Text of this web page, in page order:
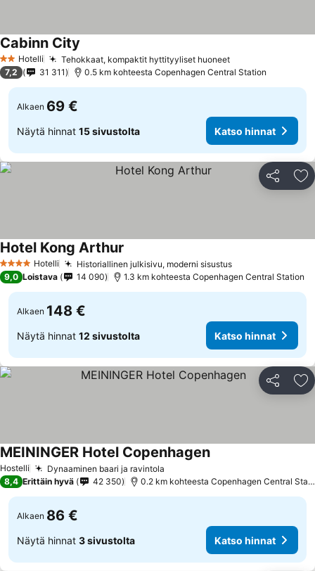
2 Tähtiluokitus
Hotelli Tehokkaat, kompaktit hyttityyliset huoneet
Cabinn City
7,2 31 311 0.5 km kohteesta Copenhagen Central Station
Alkaen 69 €
Näytä hinnat 15 sivustolta Katso hinnat
Jaa
4 Tähtiluokitus
Hotelli Historiallinen julkisivu, moderni sisustus
Hotel Kong Arthur
9,0 Loistava 14 090 1.3 km kohteesta Copenhagen Central Station
Alkaen 148 €
Näytä hinnat 12 sivustolta Katso hinnat
Jaa
Hostelli Dynaaminen baari ja ravintola
MEININGER Hotel Copenhagen
8,4 Erittäin hyvä 42 350 0.2 km kohteesta Copenhagen Central Station
Alkaen 86 €
Näytä hinnat 3 sivustolta Katso hinnat